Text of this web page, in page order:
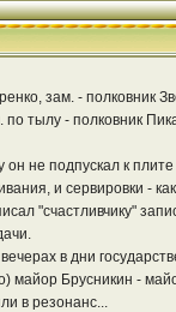
зам. - полковник
по тылу - полковник
не подпускал к
и сервировки -
"счастливчику"
в дни
майор Брусникин -
в резонанс...